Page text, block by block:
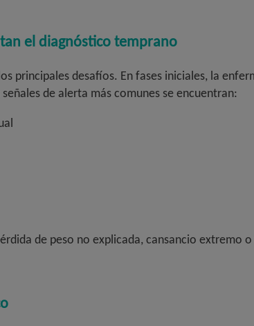
el diagnóstico temprano
principales desafíos. En fases iniciales, la
de alerta más comunes se encuentran:
de peso no explicada, cansancio extremo